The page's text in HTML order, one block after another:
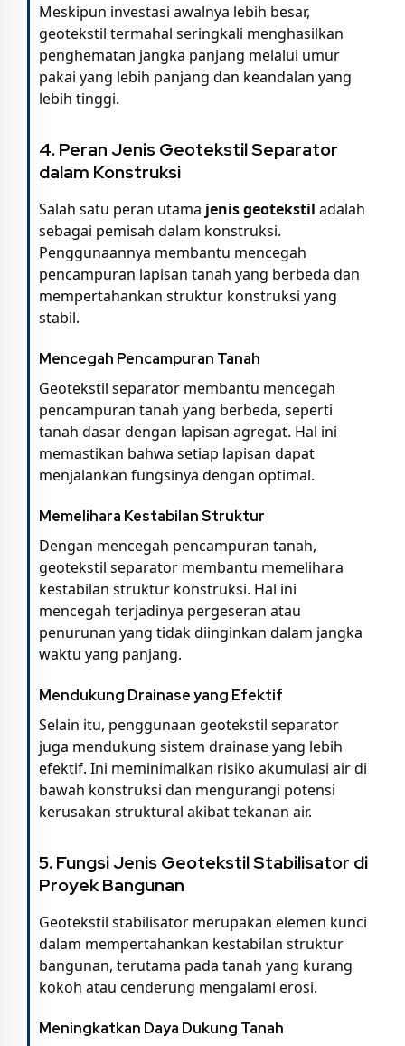
Meskipun investasi awalnya lebih besar,
geotekstil termahal seringkali menghasilkan
penghematan jangka panjang melalui umur
pakai yang lebih panjang dan keandalan yang
lebih tinggi.
4.Peran Jenis Geotekstil Separator
dalam Konstruksi
Salah satu peran utama jenis geotekstil adalah
sebagai pemisah dalam konstruksi.
Penggunaannya membantu mencegah
pencampuran lapisan tanah yang berbeda dan
mempertahankan struktur konstruksi yang
stabil.
Mencegah Pencampuran Tanah
Geotekstil separator membantu mencegah
pencampuran tanah yang berbeda, seperti
tanah dasar dengan lapisan agregat. Hal ini
memastikan bahwa setiap lapisan dapat
menjalankan fungsinya dengan optimal.
Memelihara Kestabilan Struktur
Dengan mencegah pencampuran tanah,
geotekstil separator membantu memelihara
kestabilan struktur konstruksi. Hal ini
mencegah terjadinya pergeseran atau
penurunan yang tidak diinginkan dalam jangka
waktu yang panjang.
Mendukung Drainase yang Efektif
Selain itu, penggunaan geotekstil separator
juga mendukung sistem drainase yang lebih
efektif. Ini meminimalkan risiko akumulasi air di
bawah konstruksi dan mengurangi potensi
kerusakan struktural akibat tekanan air.
5.Fungsi Jenis Geotekstil Stabilisator di
Proyek Bangunan
Geotekstil stabilisator merupakan elemen kunci
dalam mempertahankan kestabilan struktur
bangunan, terutama pada tanah yang kurang
kokoh atau cenderung mengalami erosi.
Meningkatkan Daya Dukung Tanah